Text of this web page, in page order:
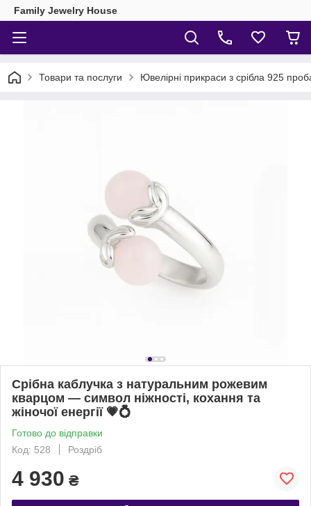
Family Jewelry House
Товари та послуги Ювелірні прикраси з срібла 925
Срібна каблучка з натуральним рожевим
кварцом — символ ніжності, кохання та
жіночої енергії 💗💍
Готово до відправки
Код: 528
Роздріб
4 930 ₴